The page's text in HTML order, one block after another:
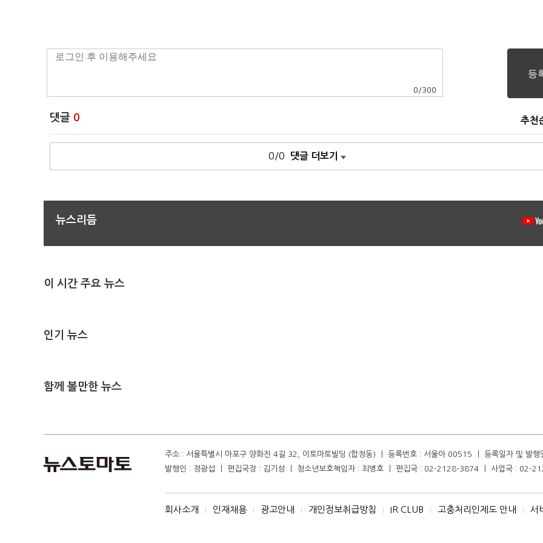
0 /300
댓글 0 추천
0/0 댓글 더보기
뉴스리듬
이 시간 주요 뉴스
인기 뉴스
함께 볼만한 뉴스
주소 : 서울특별시 마포구 양화진 4길 32, 이토마토빌딩 (합정동) ㅣ 등록번호 : 서울아 00515 ㅣ 등록일자 및 발
발행인 : 정광섭 ㅣ 편집국장 : 김기성 ㅣ 청소년보호책임자 : 최병호 ㅣ 편집국 : 02-2128-3874 ㅣ 사업국 : 02-
회사소개 I 인재채용 I 광고안내 I 개인정보취급방침 I IR CLUB I 고충처리인제도 안내 I 서